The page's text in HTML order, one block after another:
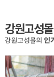
강원고성
강원고성몰의 인